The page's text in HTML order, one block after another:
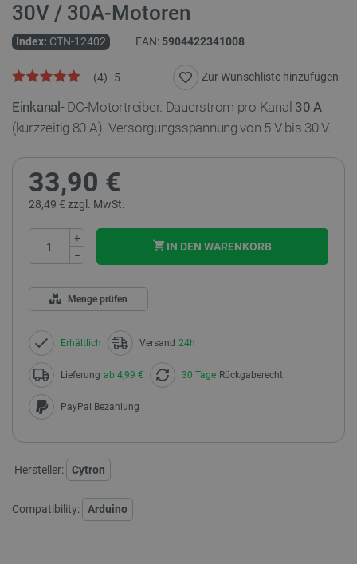
30V / 30A-Motoren
Index: CTN-12402 EAN: 5904422341008
5
(4) Zur Wunschliste hinzufügen
Einkanal-DC-Motortreiber. Dauerstrom pro Kanal 30 A
(kurzzeitig 80 A). Versorgungsspannung von 5 V bis 30 V.
33,90 €
28,49 € zzgl. MwSt.
+
−
IN DEN WARENKORB
Menge prüfen
Erhältlich Versand 24h
Lieferung ab 4,99 € 30 Tage Rückgaberecht
PayPal Bezahlung
Hersteller: Cytron
Compatibility: Arduino